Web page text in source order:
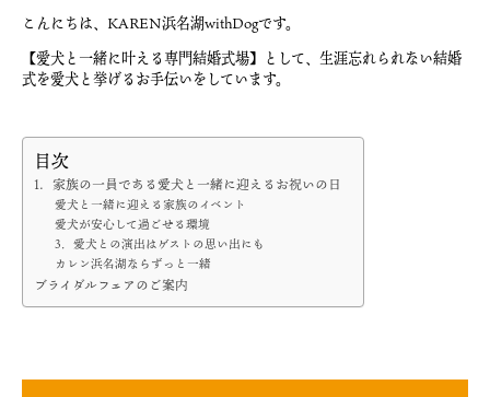
こんにちは、KAREN浜名湖withDogです。
【愛犬と一緒に叶える専門結婚式場】として、生涯忘れられない結婚
式を愛犬と挙げるお手伝いをしています。
目次
1．家族の一員である愛犬と一緒に迎えるお祝いの日
愛犬と一緒に迎える家族のイベント
愛犬が安心して過ごせる環境
3．愛犬との演出はゲストの思い出にも
カレン浜名湖ならずっと一緒
ブライダルフェアのご案内